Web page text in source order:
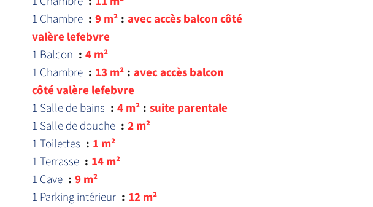
1 Chambre
9 m² avec accès balcon côté
valère lefebvre
1 Balcon
4 m²
1 Chambre
13 m² avec accès balcon
côté valère lefebvre
1 Salle de bains
4 m² suite parentale
1 Salle de douche
2 m²
1 Toilettes
1 m²
1 Terrasse
14 m²
1 Cave
9 m²
1 Parking intérieur
12 m²